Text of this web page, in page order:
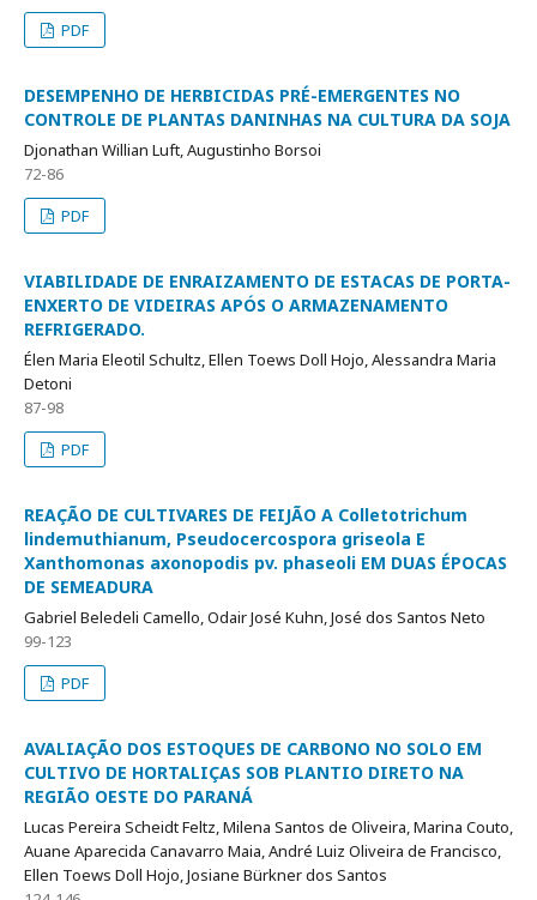
PDF
DESEMPENHO DE HERBICIDAS PRÉ-EMERGENTES NO
CONTROLE DE PLANTAS DANINHAS NA CULTURA DA SOJA
Djonathan Willian Luft, Augustinho Borsoi
72-86
PDF
VIABILIDADE DE ENRAIZAMENTO DE ESTACAS DE PORTA-
ENXERTO DE VIDEIRAS APÓS O ARMAZENAMENTO
REFRIGERADO.
Élen Maria Eleotil Schultz, Ellen Toews Doll Hojo, Alessandra Maria
Detoni
87-98
PDF
REAÇÃO DE CULTIVARES DE FEIJÃO A Colletotrichum
lindemuthianum, Pseudocercospora griseola E
Xanthomonas axonopodis pv. phaseoli EM DUAS ÉPOCAS
DE SEMEADURA
Gabriel Beledeli Camello, Odair José Kuhn, José dos Santos Neto
99-123
PDF
AVALIAÇÃO DOS ESTOQUES DE CARBONO NO SOLO EM
CULTIVO DE HORTALIÇAS SOB PLANTIO DIRETO NA
REGIÃO OESTE DO PARANÁ
Lucas Pereira Scheidt Feltz, Milena Santos de Oliveira, Marina Couto,
Auane Aparecida Canavarro Maia, André Luiz Oliveira de Francisco,
Ellen Toews Doll Hojo, Josiane Bürkner dos Santos